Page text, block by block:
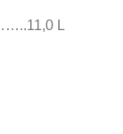
L